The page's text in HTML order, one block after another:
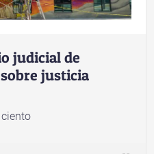
judicial de
justicia